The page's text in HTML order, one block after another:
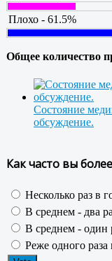
Плохо - 61.5%
Общее количество
Состояние
обсуждение.
Как часто вы
Несколько раз в
В среднем - два
В среднем - один
Реже одного раза